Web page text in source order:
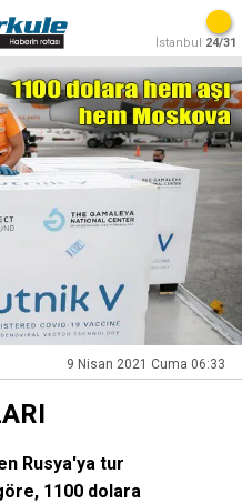
İstanbul 24/31
9 Nisan 2021 Cuma 06:33
Rusya'ya tur
1100 dolara